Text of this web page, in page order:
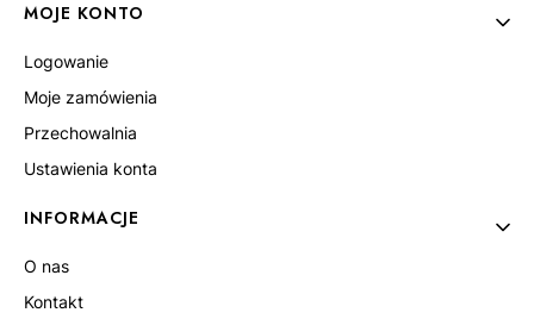
MOJE KONTO
Logowanie
Moje zamówienia
Przechowalnia
Ustawienia konta
INFORMACJE
O nas
Kontakt